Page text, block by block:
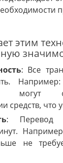
этим
: Все
Например:
могут
средств, что
: Перевод
не